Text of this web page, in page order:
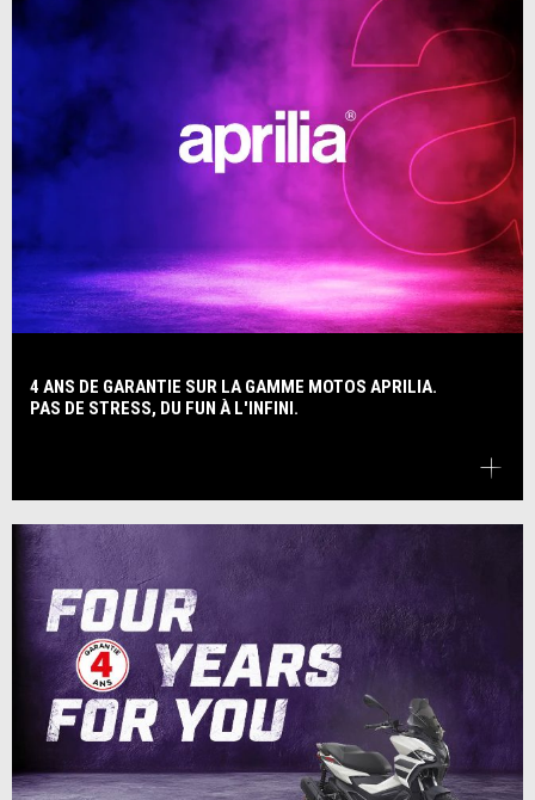
4 ANS DE GARANTIE SUR LA GAMME MOTOS APRILIA.
PAS DE STRESS, DU FUN À L'INFINI.